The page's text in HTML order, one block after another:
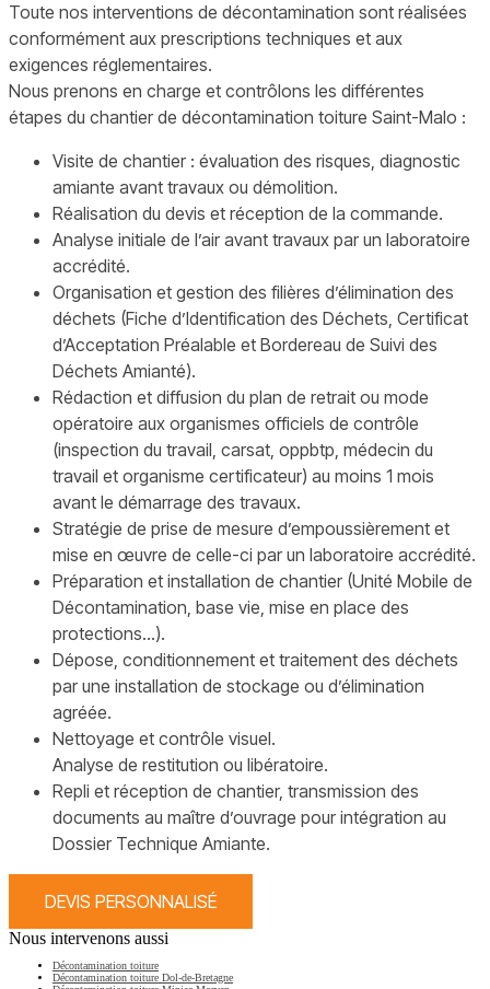
Toute nos interventions de décontamination sont réalisées
conformément aux prescriptions techniques et aux
exigences réglementaires.
Nous prenons en charge et contrôlons les différentes
étapes du chantier de décontamination toiture Saint-Malo :
Visite de chantier : évaluation des risques, diagnostic
amiante avant travaux ou démolition.
Réalisation du devis et réception de la commande.
Analyse initiale de l’air avant travaux par un laboratoire
accrédité.
Organisation et gestion des filières d’élimination des
déchets (Fiche d’Identification des Déchets, Certificat
d’Acceptation Préalable et Bordereau de Suivi des
Déchets Amianté).
Rédaction et diffusion du plan de retrait ou mode
opératoire aux organismes officiels de contrôle
(inspection du travail, carsat, oppbtp, médecin du
travail et organisme certificateur) au moins 1 mois
avant le démarrage des travaux.
Stratégie de prise de mesure d’empoussièrement et
mise en œuvre de celle-ci par un laboratoire accrédité.
Préparation et installation de chantier (Unité Mobile de
Décontamination, base vie, mise en place des
protections…).
Dépose, conditionnement et traitement des déchets
par une installation de stockage ou d’élimination
agréée.
Nettoyage et contrôle visuel.
Analyse de restitution ou libératoire.
Repli et réception de chantier, transmission des
documents au maître d’ouvrage pour intégration au
Dossier Technique Amiante.
DEVIS PERSONNALISÉ
Nous intervenons aussi
Décontamination toiture
Décontamination toiture Dol-de-Bretagne